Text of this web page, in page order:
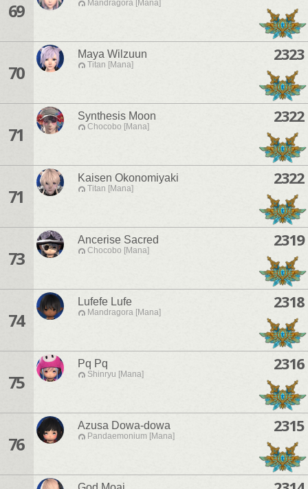
69 Mandragora [Mana]
70
Maya Wilzuun
Titan [Mana]
2323
71
Synthesis Moon
Chocobo [Mana]
2322
71
Kaisen Okonomiyaki
Titan [Mana]
2322
73
Ancerise Sacred
Chocobo [Mana]
2319
74
Lufefe Lufe
Mandragora [Mana]
2318
75
Pq Pq
Shinryu [Mana]
2316
76
Azusa Dowa-dowa
Pandaemonium [Mana]
2315